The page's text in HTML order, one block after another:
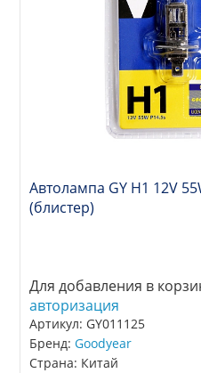
Автолампа GY Н1 12V
(блистер)
Для добавления в
авторизация
Артикул: GY011125
Бренд:Goodyear
Страна: Китай